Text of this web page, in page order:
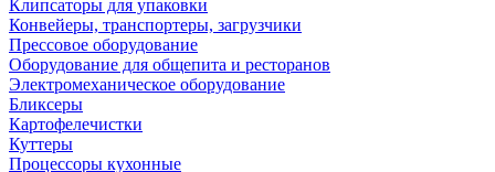
Клипсаторы для упаковки
Конвейеры, транспортеры, загрузчики
Прессовое оборудование
Оборудование для общепита и ресторанов
Электромеханическое оборудование
Бликсеры
Картофелечистки
Куттеры
Процессоры кухонные